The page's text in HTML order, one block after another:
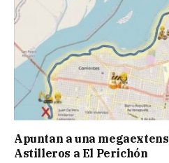
Apuntan a una
Astilleros a El Perichón